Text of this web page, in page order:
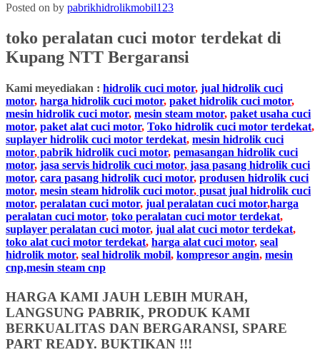
Posted on by pabrikhidrolikmobil123
toko peralatan cuci motor terdekat di
Kupang NTT Bergaransi
Kami meyediakan : hidrolik cuci motor, jual hidrolik cuci
motor, harga hidrolik cuci motor, paket hidrolik cuci motor,
mesin hidrolik cuci motor, mesin steam motor, paket usaha cuci
motor, paket alat cuci motor, Toko hidrolik cuci motor terdekat,
suplayer hidrolik cuci motor terdekat, mesin hidrolik cuci
motor, pabrik hidrolik cuci motor, pemasangan hidrolik cuci
motor, jasa servis hidrolik cuci motor, jasa pasang hidrolik cuci
motor, cara pasang hidrolik cuci motor, produsen hidrolik cuci
motor, mesin steam hidrolik cuci motor, pusat jual hidrolik cuci
motor, peralatan cuci motor, jual peralatan cuci motor,harga
peralatan cuci motor, toko peralatan cuci motor terdekat,
suplayer peralatan cuci motor, jual alat cuci motor terdekat,
toko alat cuci motor terdekat, harga alat cuci motor, seal
hidrolik motor, seal hidrolik mobil, kompresor angin, mesin
cnp,mesin steam cnp
HARGA KAMI JAUH LEBIH MURAH,
LANGSUNG PABRIK, PRODUK KAMI
BERKUALITAS DAN BERGARANSI, SPARE
PART READY. BUKTIKAN !!!